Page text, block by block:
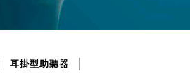
耳掛型助聽器